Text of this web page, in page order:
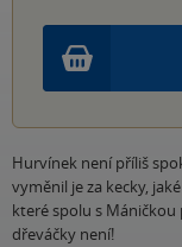
Hurvínek není příliš
vyměnil je za kecky,
které spolu s Máničkou
dřeváčky není!